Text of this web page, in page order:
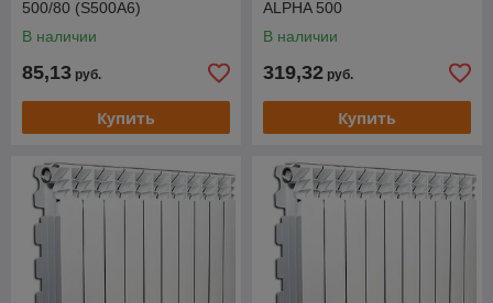
500/80 (S500A6)
В наличии
85,13 руб.
Купить
ALPHA 500
В наличии
319,32 руб.
Купить